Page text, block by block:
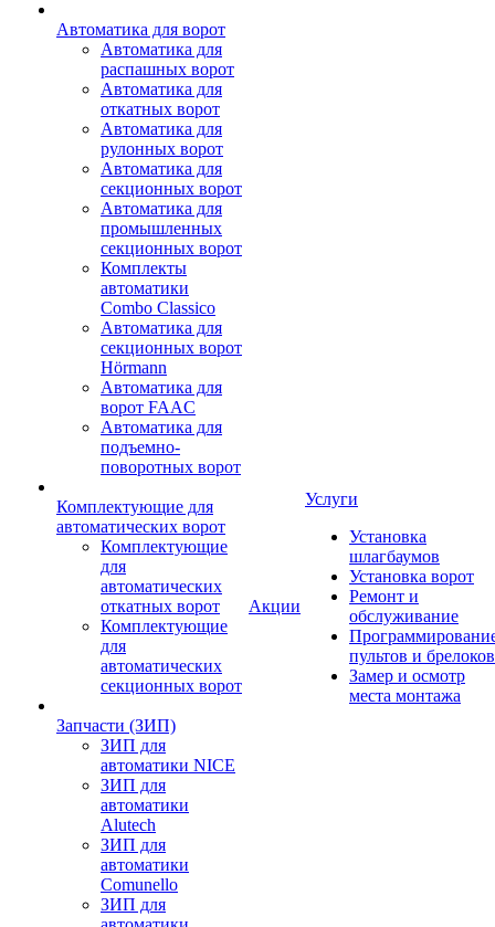
Автоматика для ворот
Автоматика для
распашных ворот
Автоматика для
откатных ворот
Автоматика для
рулонных ворот
Автоматика для
секционных ворот
Автоматика для
промышленных
секционных ворот
Комплекты
автоматики
Combo Classico
Автоматика для
секционных ворот
Hörmann
Автоматика для
ворот FAAC
Автоматика для
подъемно-
поворотных ворот
Комплектующие для
автоматических ворот
Комплектующие
для
автоматических
откатных ворот
Комплектующие
для
автоматических
секционных ворот
Запчасти (ЗИП)
ЗИП для
автоматики NICE
ЗИП для
автоматики
Alutech
ЗИП для
автоматики
Comunello
ЗИП для
Акции
Услуги
Установка
шлагбаумов
Установка ворот
Ремонт и
обслуживание
пультов и брелоков
Замер и осмотр
места монтажа